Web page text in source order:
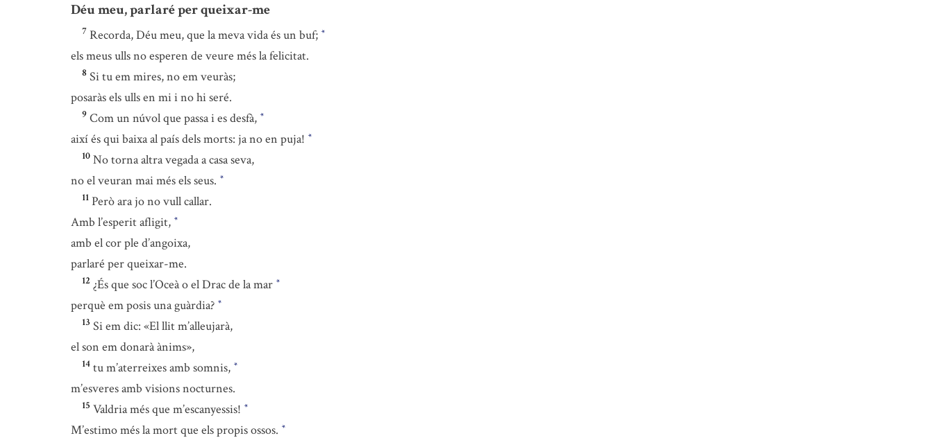
Déu meu, parlaré per queixar-me
7 Recorda, Déu meu, que la meva vida és un buf; *
els meus ulls no esperen de veure més la felicitat.
8 Si tu em mires, no em veuràs;
posaràs els ulls en mi i no hi seré.
9 Com un núvol que passa i es desfà, *
així és qui baixa al país dels morts: ja no en puja! *
10 No torna altra vegada a casa seva,
no el veuran mai més els seus. *
11 Però ara jo no vull callar.
Amb l’esperit afligit, *
amb el cor ple d’angoixa,
parlaré per queixar-me.
12 ¿És que soc l’Oceà o el Drac de la mar *
perquè em posis una guàrdia? *
13 Si em dic: «El llit m’alleujarà,
el son em donarà ànims»,
14 tu m’aterreixes amb somnis, *
m’esveres amb visions nocturnes.
15 Valdria més que m’escanyessis! *
M’estimo més la mort que els propis ossos. *